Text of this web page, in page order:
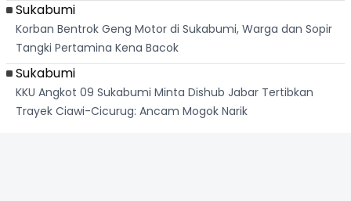
Sukabumi
Korban Bentrok Geng Motor di Sukabumi, Warga dan Sopir
Tangki Pertamina Kena Bacok
Sukabumi
KKU Angkot 09 Sukabumi Minta Dishub Jabar Tertibkan
Trayek Ciawi-Cicurug: Ancam Mogok Narik